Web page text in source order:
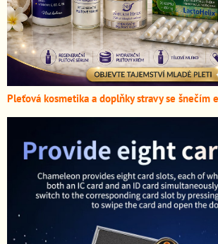
Pleťová kosmetika a doplňky stravy se šnečím